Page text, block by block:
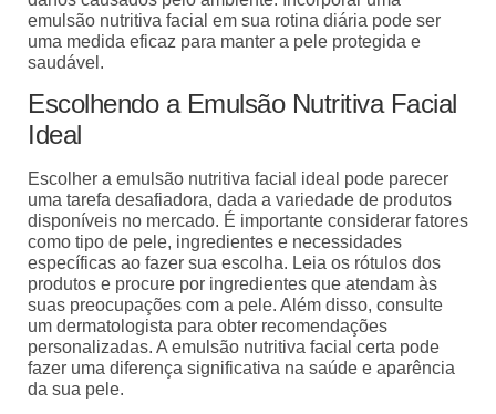
emulsão nutritiva facial em sua rotina diária pode ser
uma medida eficaz para manter a pele protegida e
saudável.
Escolhendo a Emulsão Nutritiva Facial
Ideal
Escolher a emulsão nutritiva facial ideal pode parecer
uma tarefa desafiadora, dada a variedade de produtos
disponíveis no mercado. É importante considerar fatores
como tipo de pele, ingredientes e necessidades
específicas ao fazer sua escolha. Leia os rótulos dos
produtos e procure por ingredientes que atendam às
suas preocupações com a pele. Além disso, consulte
um dermatologista para obter recomendações
personalizadas. A emulsão nutritiva facial certa pode
fazer uma diferença significativa na saúde e aparência
da sua pele.